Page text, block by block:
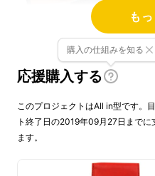
により色が異なる可
も
応援購入する
購入の仕組みを知る
このプロジェクトはAll in型です。
ト終了日の2019年09月27日まで
ます。